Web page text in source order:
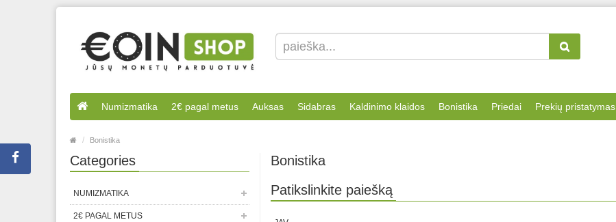
Numizmatika 2€ pagal metus Auksas Sidabras Kaldinimo klaidos Bonistika Priedai Prekių pristatymas
Bonistika
Categories
NUMIZMATIKA
2€ PAGAL METUS
Bonistika
Patikslinkite paiešką